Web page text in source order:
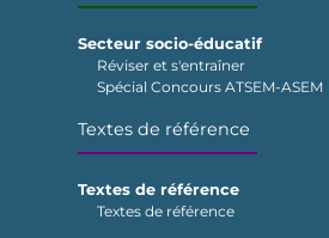
Secteur socio-éducatif
Réviser et s'entraîner
Spécial Concours ATSEM-ASEM
Textes de référence
Textes de référence
Textes de référence